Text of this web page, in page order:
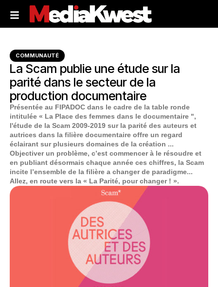
COMMUNAUTÉ
La Scam publie une étude sur la
parité dans le secteur de la
production documentaire
Présentée au FIPADOC dans le cadre de la table ronde
intitulée « La Place des femmes dans le documentaire ",
l'étude de la Scam 2009-2019 sur la parité des auteurs et
autrices dans la filière documentaire offre un regard
éclairant sur plusieurs domaines de la création ...
Objectiver un problème, c’est commencer à le résoudre et
en publiant désormais chaque année ces chiffres, la Scam
incite l’ensemble de la filière a changer de paradigme...
Allez, en route vers la « La Parité, pour changer ! ».